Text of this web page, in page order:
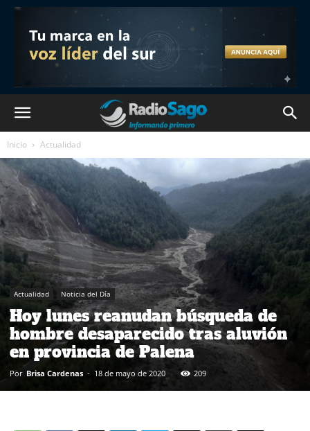
Inicio Actualidad
Actualidad Noticia del Día
Hoy lunes reanudan búsqueda de
hombre desaparecido tras aluvión
en provincia de Palena
Por Brisa Cardenas - 18 de mayo de 2020 209